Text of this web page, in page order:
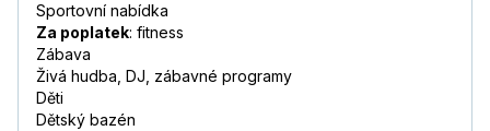
Sportovní nabídka
Za poplatek: fitness
Zábava
Živá hudba, DJ, zábavné programy
Děti
Dětský bazén